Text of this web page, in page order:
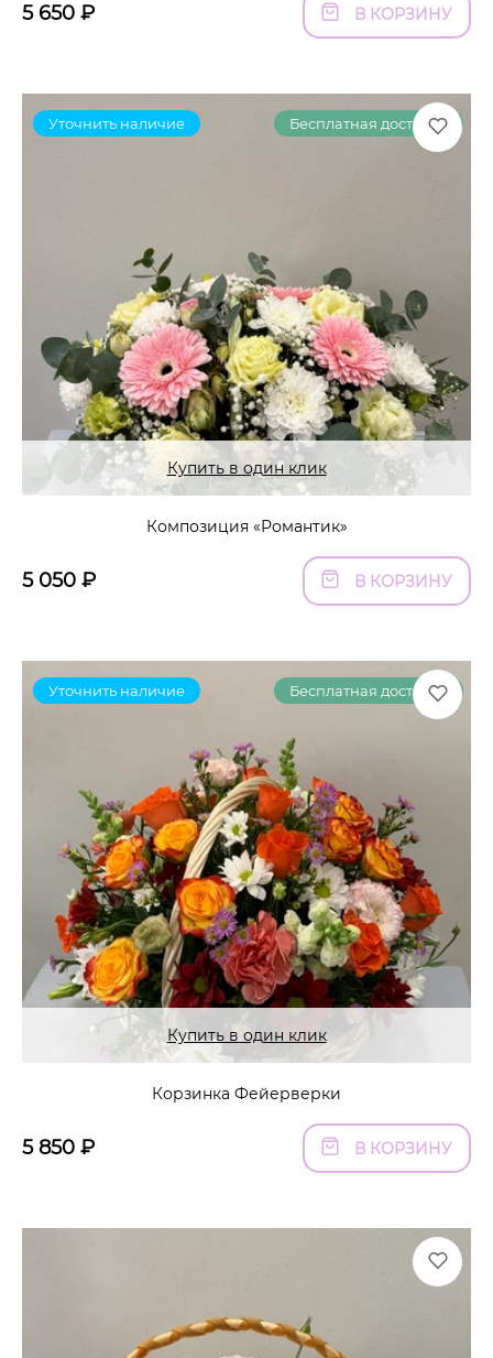
5 650 ₽ В КОРЗИНУ
Уточнить наличие Бесплатная доставка
Купить в один клик
Композиция «Романтик»
5 050 ₽ В КОРЗИНУ
Уточнить наличие Бесплатная доставка
Купить в один клик
Корзинка Фейерверки
5 850 ₽ В КОРЗИНУ